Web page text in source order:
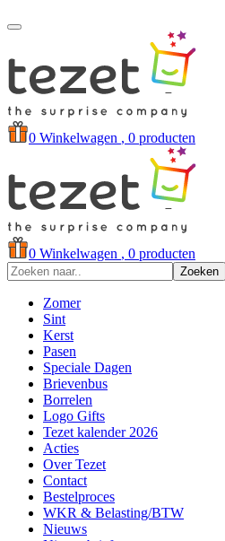
0 Winkelwagen , 0 producten
0 Winkelwagen , 0 producten
Zoeken
Zomer
Sint
Kerst
Pasen
Speciale Dagen
Brievenbus
Borrelen
Logo Gifts
Tezet kalender 2026
Acties
Over Tezet
Contact
Bestelproces
WKR & Belasting/BTW
Nieuws